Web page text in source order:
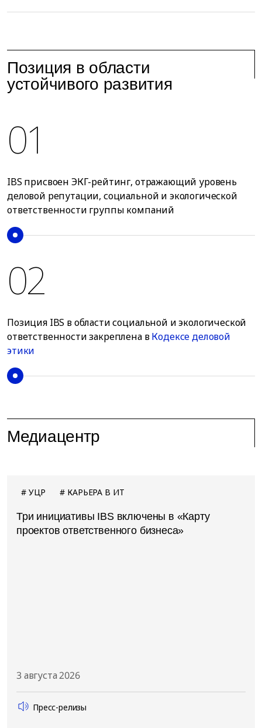
Позиция в области
устойчивого развития
01
IBS присвоен ЭКГ-рейтинг, отражающий уровень
деловой репутации, социальной и экологической
ответственности группы компаний
02
Позиция IBS в области социальной и экологической
ответственности закреплена вКодексе деловой
этики
Медиацентр
УЦР КАРЬЕРА В ИТ
Три инициативы IBS включены в «Карту
проектов ответственного бизнеса»
3 августа 2026
Пресс-релизы